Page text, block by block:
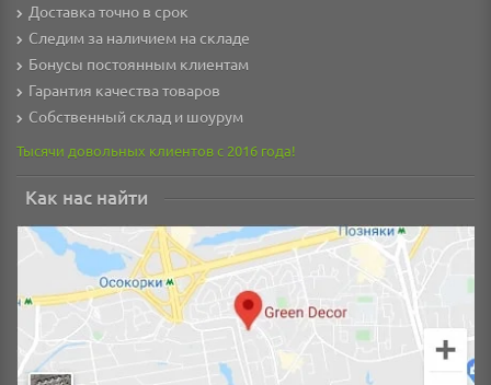
Доставка точно в срок
Следим за наличием на складе
Бонусы постоянным клиентам
Гарантия качества товаров
Собственный склад и шоурум
Тысячи довольных клиентов с 2016 года!
Как нас найти